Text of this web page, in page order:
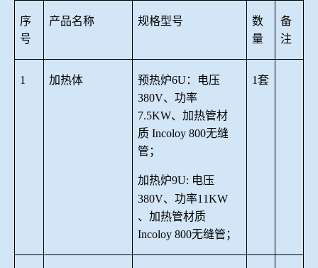
序
号
产品名称 规格型号
数
量
备
注
1 加热体 预热炉6U：电压
380V、功率
7.5KW、加热管材
质 Incoloy 800无缝
管；
加热炉9U: 电压
380V、功率11KW
、加热管材质
Incoloy 800无缝管；
1套